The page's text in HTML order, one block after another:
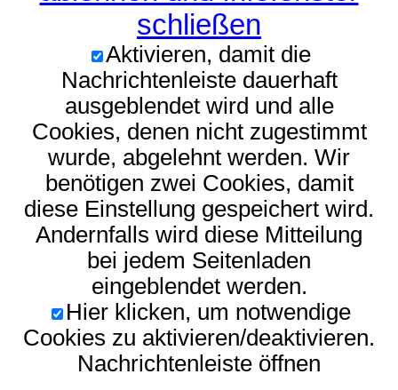
schließen
Aktivieren, damit die
Nachrichtenleiste dauerhaft
ausgeblendet wird und alle
Cookies, denen nicht zugestimmt
wurde, abgelehnt werden. Wir
benötigen zwei Cookies, damit
diese Einstellung gespeichert wird.
Andernfalls wird diese Mitteilung
bei jedem Seitenladen
eingeblendet werden.
Hier klicken, um notwendige
Cookies zu aktivieren/deaktivieren.
Nachrichtenleiste öffnen